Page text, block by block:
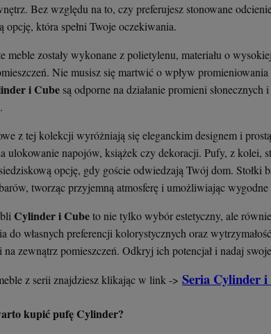
Bez względu na to, czy preferujesz stonowane
opcję, która spełni Twoje oczekiwania.
meble zostały wykonane z polietylenu, materiału o
Nie musisz się martwić o wpływ
i Cube są odporne na działanie promieni
z tej kolekcji wyróżniają się eleganckim designem i
ulokowanie napojów, książek czy dekoracji. Pufy, z kolei,
opcję, gdy goście odwiedzają Twój dom.
tworząc przyjemną atmosferę i umożliwiając
Cylinder i Cubeto nie tylko wybór estetyczny, ale
do własnych preferencji kolorystycznych oraz
zewnątrz pomieszczeń. Odkryj ich potencjał i nadaj
z serii znajdziesz klikając w link -> Seria Cylinder i
kupić pufę Cylinder?